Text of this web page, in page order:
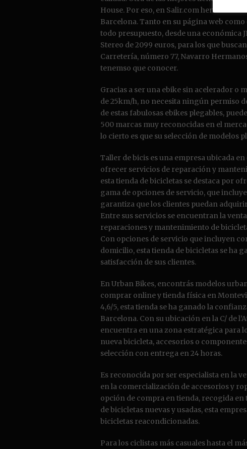
House. Por eso, en Salir.com hemos
Barcelona. Tanto en su página web
todo presupuesto, desde una económica
Stereo de 2099 euros, para los que
Carretería, número 77, Navarro
tenemso que conocer.
Gracias a ser una ebike sin acelerador o
de 25km/h, no necesita ningún permiso
de estas fabulosas ebikes plegables,
500 marcas muy reconocidas en el
lo cierto es que su selección de modelos
Taller de bicis es una empresa ubicada
ofrecer servicios de reparación y
esta tienda de bicicletas se destaca por
gama de opciones de servicio, que
garantiza que los clientes puedan
Entre sus servicios se encuentran la
reparaciones y mantenimiento de
Con opciones de servicio que incluyen
domicilio, esta tienda de bicicletas se ha
satisfacción de sus clientes.
En Urban Bikes, encontrás modelos
comprar online y tienda física en
4,6/5, esta tienda se ha ganado la
Barcelona. Con su ubicación en la C/ de
encuentra en una zona estratégica para
nueva bicicleta, accesorios o
selección con entrega en 24 horas.
Es reconocida por ser especialista en la
en la comercialización de accesorios y
opción de compra en tienda, recogida
de bicicletas nuevas y usadas, esta
bicicletas reacondicionadas.
Para los ciclistas más casuales hasta el